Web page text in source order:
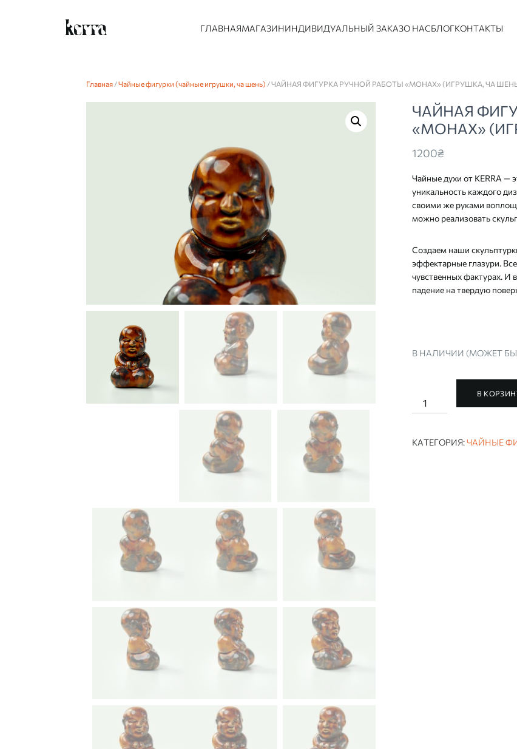
ГЛАВНАЯМАГАЗИНИНДИВИДУАЛЬНЫЙ ЗАКАЗО НАСБЛОГКОНТАКТЫ
Главная /Чайные фигурки (чайные игрушки, ча шень) / ЧАЙНАЯ ФИГУРКА РУЧНОЙ РАБОТЫ «МОНАХ» (ИГРУШКА, ЧА
ЧАЙНАЯ
«МОНАХ»
1200₴
Чайные духи от KERRA —
уникальность каждого
своими же руками
можно реализовать
Создаем наши
эффектарные глазури.
чувственных фактурах.
падение на твердую
В НАЛИЧИИ (МОЖЕТ
Количество
ЧАЙНАЯ
РАБОТЫ
"МОНАХ"
В
КАТЕГОРИЯ:ЧАЙНЫЕ